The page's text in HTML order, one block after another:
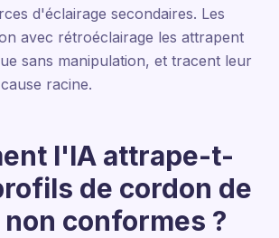
d'éclairage secondaires. Les
avec rétroéclairage les attrapent
sans manipulation, et tracent leur
racine.
l'IA attrape-t-
de cordon de
conformes ?